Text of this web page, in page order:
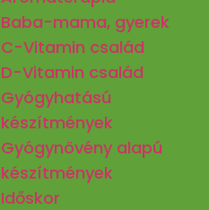
Baba-mama, gyerek
C-Vitamin család
D-Vitamin család
Gyógyhatású
készítmények
Gyógynövény alapú
készítmények
Időskor